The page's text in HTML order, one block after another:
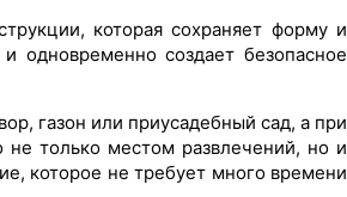
которая сохраняет форму и
одновременно создает безопасное
газон или приусадебный сад, а при
не только местом развлечений, но и
которое не требует много времени